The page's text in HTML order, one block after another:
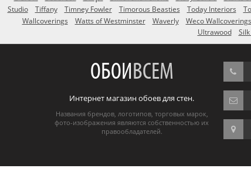
Studio
Tiffany Timney Fowler Timorous Beasties Today Interiors
Wallcoverings
Watts of Westminster Waverly Weco Wallcoverings
Ultrawood
ОБОИВСЕМ
Интернет магазин обоев для стен.
Названия брендов, логотипов, торговых марок,
фото-изображения являются собственностью их
правообладателей.